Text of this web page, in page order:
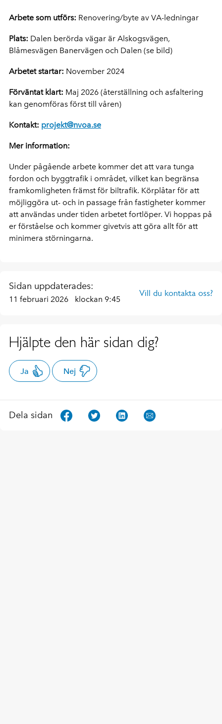
Arbete som utförs: Renovering/byte av VA-ledningar
Plats: Dalen berörda vägar är Alskogsvägen,
Blåmesvägen Banervägen och Dalen (se bild)
Arbetet startar: November 2024
Förväntat klart: Maj 2026 (återställning och asfaltering
kan genomföras först till våren)
Kontakt: projekt@nvoa.se
Mer information:
Under pågående arbete kommer det att vara tunga
fordon och byggtrafik i området, vilket kan begränsa
framkomligheten främst för biltrafik. Körplåtar för att
möjliggöra ut- och in passage från fastigheter kommer
att användas under tiden arbetet fortlöper. Vi hoppas på
er förståelse och kommer givetvis att göra allt för att
minimera störningarna.
Sidan uppdaterades:
11 februari 2026 klockan 9:45
Vill du kontakta oss?
Hjälpte den här sidan dig?
Ja Nej
Dela sidan